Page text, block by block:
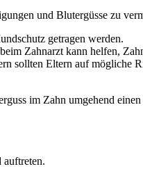
und Blutergüsse zu
getragen werden.
Zahnarzt kann helfen,
sollten Eltern auf mögliche
im Zahn umgehend